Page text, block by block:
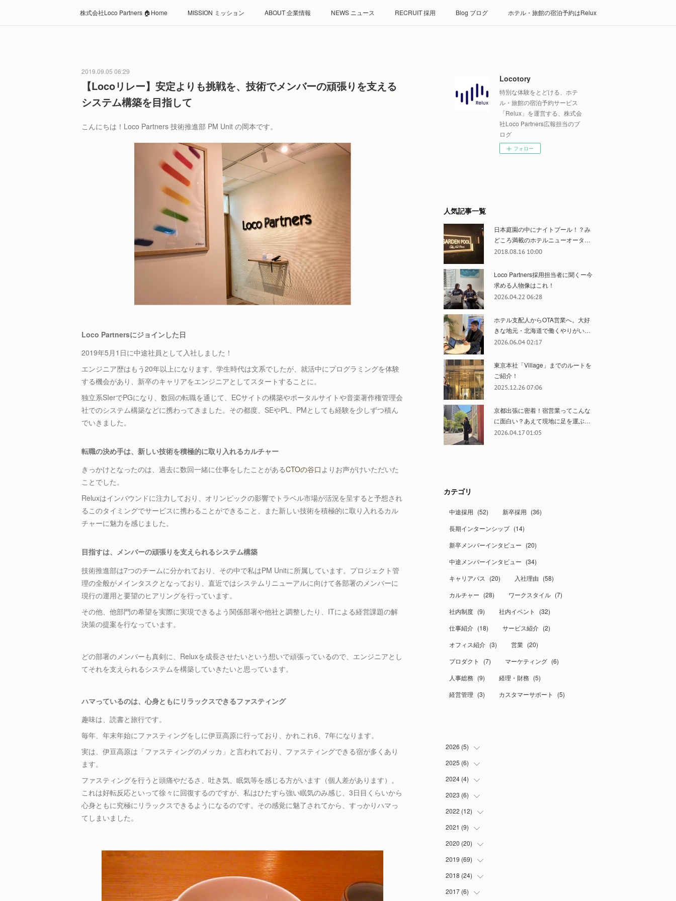
株式会社Loco Partners 🏠Home MISSION ミッション ABOUT 企業情報 NEWS ニュース RECRUIT 採用 Blog ブログ ホテル・旅館の宿泊予約はRelux
2019.09.05 06:29
【Locoリレー】安定よりも挑戦を、技術でメンバーの頑張りを支える
システム構築を目指して
こんにちは！Loco Partners 技術推進部 PM Unit の岡本です。
Loco Partnersにジョインした日
2019年5月1日に中途社員として入社しました！
エンジニア歴はもう20年以上になります。学生時代は文系でしたが、就活中にプログラミングを体験
する機会があり、新卒のキャリアをエンジニアとしてスタートすることに。
独立系SIerでPGになり、数回の転職を通じて、ECサイトの構築やポータルサイトや音楽著作権管理会
社でのシステム構築などに携わってきました。その都度、SEやPL、PMとしても経験を少しずつ積ん
でいきました。
転職の決め手は、新しい技術を積極的に取り入れるカルチャー
きっかけとなったのは、過去に数回一緒に仕事をしたことがあるCTOの谷口 よりお声がけいただいた
ことでした。
Reluxはインバウンドに注力しており、オリンピックの影響でトラベル市場が活況を呈すると予想され
るこのタイミングでサービスに携わることができること、また新しい技術を積極的に取り入れるカル
チャーに魅力を感じました。
目指すは、メンバーの頑張りを支えられるシステム構築
技術推進部は7つのチームに分かれており、その中で私はPM Unitに所属しています。プロジェクト管
理の全般がメインタスクとなっており、直近ではシステムリニューアルに向けて各部署のメンバーに
現行の運用と要望のヒアリングを行っています。
その他、他部門の希望を実際に実現できるよう関係部署や他社と調整したり、ITによる経営課題の解
決策の提案を行なっています。
どの部署のメンバーも真剣に、Reluxを成長させたいという想いで頑張っているので、エンジニアとし
てそれを支えられるシステムを構築していきたいと思っています。
ハマっているのは、心身ともにリラックスできるファスティング
趣味は、読書と旅行です。
毎年、年末年始にファスティングをしに伊豆高原に行っており、かれこれ6、7年になります。
実は、伊豆高原は「ファスティングのメッカ」と言われており、ファスティングできる宿が多くあり
ます。
ファスティングを行うと頭痛やだるさ、吐き気、眠気等を感じる方がいます（個人差があります）。
これは好転反応といって徐々に回復するのですが、私はひたすら強い眠気のみ感じ、3日目くらいから
心身ともに究極にリラックスできるようになるのです。その感覚に魅了されてから、すっかりハマっ
てしまいました。
Locotory
特別な体験をとどける、ホテ
ル・旅館の宿泊予約サービス
「Relux」を運営する、株式会
社Loco Partners広報担当のブ
ログ
フォロー
人気記事一覧
日本庭園の中にナイトプール！？み
どころ満載のホテルニューオータ…
2018.08.16 10:00
Loco Partners採用担当者に聞くー今
求める人物像はこれ！
2026.04.22 06:28
ホテル支配人からOTA営業へ。大好
きな地元・北海道で働くやりがい…
2026.06.04 02:17
東京本社「Village」までのルートを
ご紹介！
2025.12.26 07:06
京都出張に密着！宿営業ってこんな
に面白い？あえて現地に足を運ぶ…
2026.04.17 01:05
カテゴリ
中途採用 (52) 新卒採用 (36)
長期インターンシップ (14)
新卒メンバーインタビュー (20)
中途メンバーインタビュー (34)
キャリアパス
(20) 入社理由 (58)
カルチャー (28) ワークスタイル (7)
社内制度 (9) 社内イベント (32)
仕事紹介 (18) サービス紹介 (2)
オフィス紹介 (3) 営業 (20)
プロダクト
(7) マーケティング (6)
人事総務 (9) 経理・財務 (5)
経営管理 (3) カスタマーサポート (5)
2026 (5)
(
)
(
)
(
)
(1
2025 (6)
(
)
(
)
(3
(
)
2024 (4)
(
)
(1
(
)
(1
2023 (6)
(2
(
)
(3
2022 (12)
(
)
(1
(1
(1
(
)
2021 (9)
(1
(2
(2
(
)
2020 (20)
(1
(7
(
)
2019 (69)
(20
)
(
)
2018 (24)
(
)
2017 (6)